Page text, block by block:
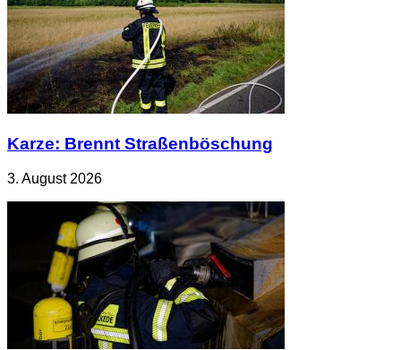
Karze: Brennt Straßenböschung
3. August 2026